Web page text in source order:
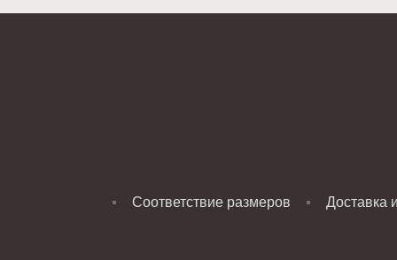
Соответствие размеров Доставка